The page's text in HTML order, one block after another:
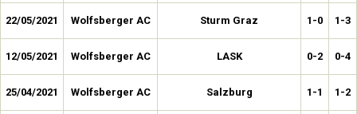
22/05/2021 Wolfsberger AC Sturm Graz 1-0 1-3
12/05/2021 Wolfsberger AC LASK 0-2 0-4
25/04/2021 Wolfsberger AC Salzburg 1-1 1-2